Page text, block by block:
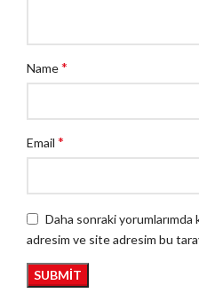
Name*
Email *
Daha sonraki yorumlarımda
adresim ve site adresim bu